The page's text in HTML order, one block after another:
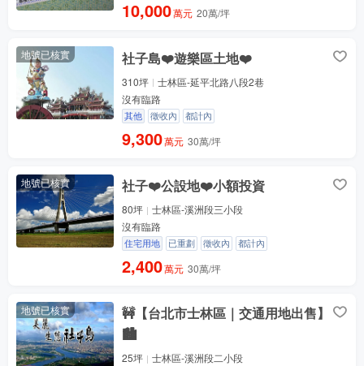
10,000萬元 20萬/坪
地號已核實 社子島❤️遊樂區土地❤️
310坪
士林區-延平北路八段2巷
沒有臨路
其他 徵收內 都計內
9,300萬元 30萬/坪
地號已核實 社子❤️公設地❤️小額投資
80坪
士林區-溪洲段三小段
沒有臨路
住宅用地 已重劃 徵收內 都計內
2,400萬元 30萬/坪
地號已核實
🚧【台北市士林區｜交通用地出售】
🏙️
25坪
士林區-溪洲段二小段